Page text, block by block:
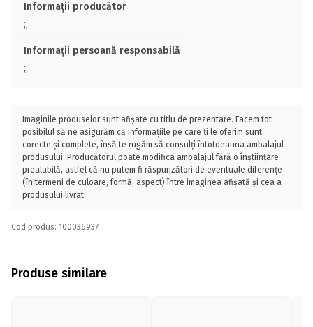
Informații producător
;;
Informații persoană responsabilă
;;
Imaginile produselor sunt afișate cu titlu de prezentare. Facem tot
posibilul să ne asigurăm că informațiile pe care ți le oferim sunt
corecte și complete, însă te rugăm să consulți întotdeauna ambalajul
produsului. Producătorul poate modifica ambalajul fără o înștiințare
prealabilă, astfel că nu putem fi răspunzători de eventuale diferențe
(în termeni de culoare, formă, aspect) între imaginea afișată și cea a
produsului livrat.
Cod produs: 100036937
Produse similare